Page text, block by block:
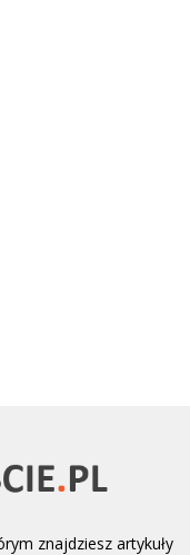
znajdziesz artykuły